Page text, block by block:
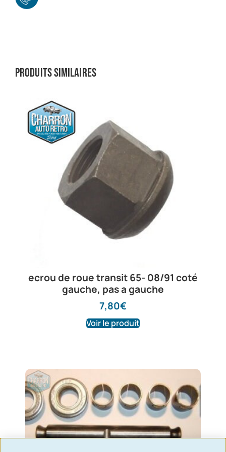
Produits similaires
ecrou de roue transit 65- 08/91 coté
gauche, pas a gauche
7,80€
Voir le produit